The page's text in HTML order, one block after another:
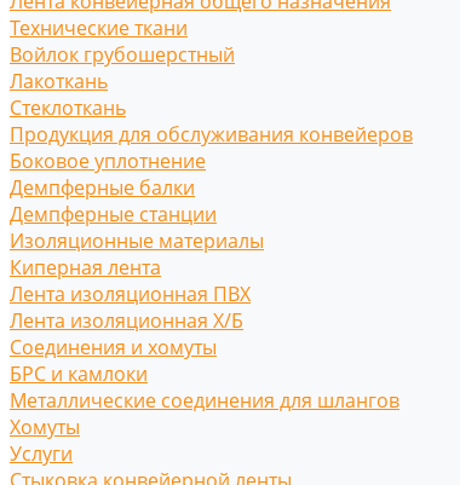
Технические ткани
Войлок грубошерстный
Лакоткань
Стеклоткань
Продукция для обслуживания конвейеров
Боковое уплотнение
Демпферные балки
Демпферные станции
Изоляционные материалы
Киперная лента
Лента изоляционная ПВХ
Лента изоляционная Х/Б
Соединения и хомуты
БРС и камлоки
Металлические соединения для шлангов
Хомуты
Услуги